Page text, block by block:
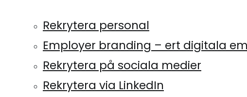
Rekrytera personal
Employer branding – ert digitala
Rekrytera på sociala medier
Rekrytera via LinkedIn